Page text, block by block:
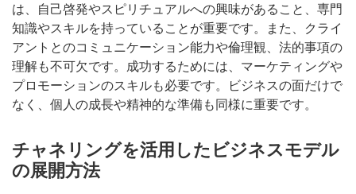
は、自己啓発やスピリチュアルへの興味があること、専門
知識やスキルを持っていることが重要です。また、クライ
アントとのコミュニケーション能力や倫理観、法的事項の
理解も不可欠です。成功するためには、マーケティングや
プロモーションのスキルも必要です。ビジネスの面だけで
なく、個人の成長や精神的な準備も同様に重要です。
チャネリングを活用したビジネスモデル
の展開方法